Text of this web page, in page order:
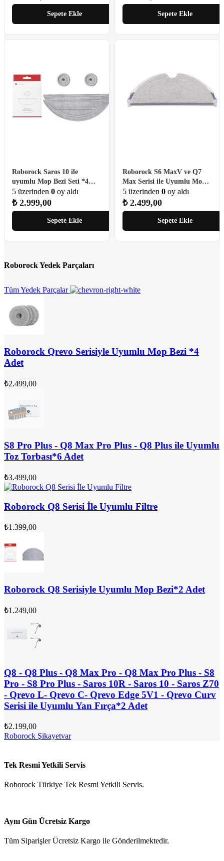
Sepete Ekle Sepete Ekle
Roborock Saros 10 ile
uyumlu Mop Bezi Seti *4
Adet
5 üzerinden 0 oy aldı
₺2.999,00
Sepete Ekle
Roborock S6 MaxV ve Q7
Max Serisi ile Uyumlu Mop
Tertibatı + Mop Bezi - Siyah
5 üzerinden 0 oy aldı
₺2.499,00
Sepete Ekle
Roborock Yedek Parçaları
Tüm Yedek Parçalar
Roborock Qrevo Serisiyle Uyumlu Mop Bezi *4
Adet
₺2.499,00
S8 Pro Plus - Q8 Max Pro Plus - Q8 Plus ile Uyumlu
Toz Torbası*6 Adet
₺3.499,00
Roborock Q8 Serisi İle Uyumlu Filtre
₺1.399,00
Roborock Q8 Serisiyle Uyumlu Mop Bezi*2 Adet
₺1.249,00
Q8 - Q8 Plus - Q8 Max Pro - Q8 Max Pro Plus - S8
Pro - S8 Pro Plus - Saros 10R - Saros 10 - Saros Z70
- Qrevo L- Qrevo C- Qrevo Edge 5V1 - Qrevo Curv
Serisi ile Uyumlu Yan Fırça*2 Adet
₺2.199,00
Roborock Şikayetvar
Tek Resmi Yetkili Servis
Roborock Türkiye Tek Resmi Yetkili Servis.
Aynı Gün Ücretsiz Kargo
Tüm Siparişler Ücretsiz Kargo ile Gönderilmektedir.